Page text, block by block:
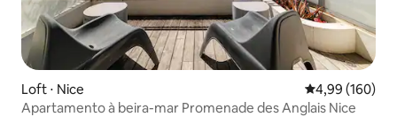
Loft ⋅ Nice 4,99 de uma
4,99 (160)
Apartamento à beira-mar Promenade des Anglais Nice